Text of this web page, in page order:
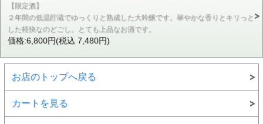
【限定酒】
２年間の低温貯蔵でゆっくりと熟成した大吟醸です。華やかな香りとキリっと
した軽快なのどごし。とても上品なお酒です。
価格:6,800円(税込 7,480円)
お店のトップへ戻る
カートを見る